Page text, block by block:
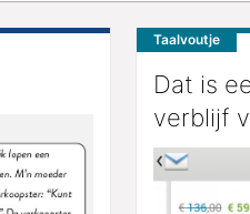
Taalvoutje
Dat is
verblijf